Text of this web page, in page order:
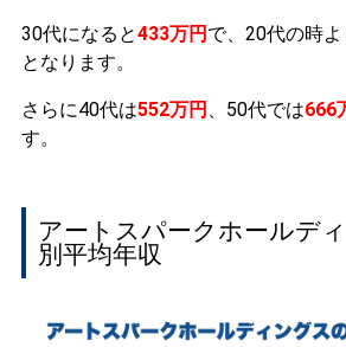
30代になると433万円 で、20代の時よ
となります。
さらに40代は552万円 、50代では666
す。
アートスパークホールデ
別平均年収